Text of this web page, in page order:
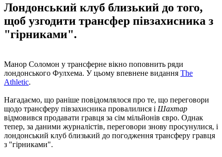
Лондонський клуб близький до того,
щоб узгодити трансфер півзахисника з
"гірниками".
Манор Соломон у трансферне вікно поповнить ряди
лондонського Фулхема. У цьому впевнене видання The
Athletic.
Нагадаємо, що раніше повідомлялося про те, що переговори
щодо трансферу півзахисника провалилися і Шахтар
відмовився продавати гравця за сім мільйонів євро. Однак
тепер, за даними журналістів, переговори знову просунулися, і
лондонський клуб близький до погодження трансферу гравця
з "гірниками".